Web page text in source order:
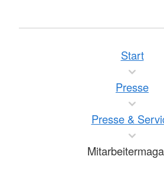
Start
Presse
Presse &